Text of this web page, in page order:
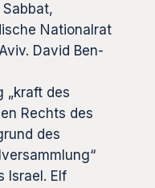
Nationalrat
David Ben-
„kraft des
Rechts des
des
Israel. Elf